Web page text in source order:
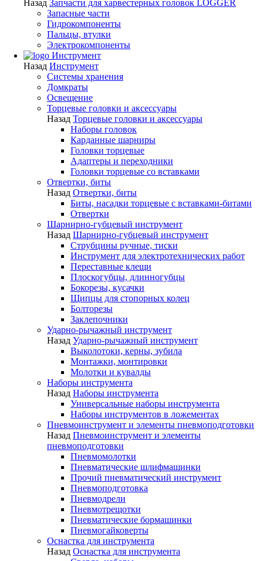
Назад Запчасти для харвестерных головок LOGGER
Запасные части
Гидрокомпоненты
Пальцы, втулки
Электрокомпоненты
Инструмент
Назад Инструмент
Системы хранения
Домкраты
Освещение
Торцевые головки и аксессуары
Назад Торцевые головки и аксессуары
Наборы головок
Карданные шарниры
Головки торцевые
Адаптеры и переходники
Головки торцевые со вставками
Отвертки, биты
Назад Отвертки, биты
Биты, насадки торцевые с вставками-битами
Отвертки
Шарнирно-губцевый инструмент
Назад Шарнирно-губцевый инструмент
Струбцины ручные, тиски
Инструмент для электротехнических работ
Переставные клещи
Плоскогубцы, длинногубцы
Бокорезы, кусачки
Щипцы для стопорных колец
Болторезы
Заклепочники
Ударно-рычажный инструмент
Назад Ударно-рычажный инструмент
Выколотоки, керны, зубила
Монтажки, монтировки
Молотки и кувалды
Наборы инструмента
Назад Наборы инструмента
Универсальные наборы инструмента
Наборы инструментов в ложементах
Пневмоинструмент и элементы пневмоподготовки
Назад Пневмоинструмент и элементы
пневмоподготовки
Пневмомолотки
Пневматические шлифмашинки
Прочий пневматический инструмент
Пневмоподготовка
Пневмодрели
Пневмотрещотки
Пневматические бормашинки
Пневмогайковерты
Оснастка для инструмента
Назад Оснастка для инструмента